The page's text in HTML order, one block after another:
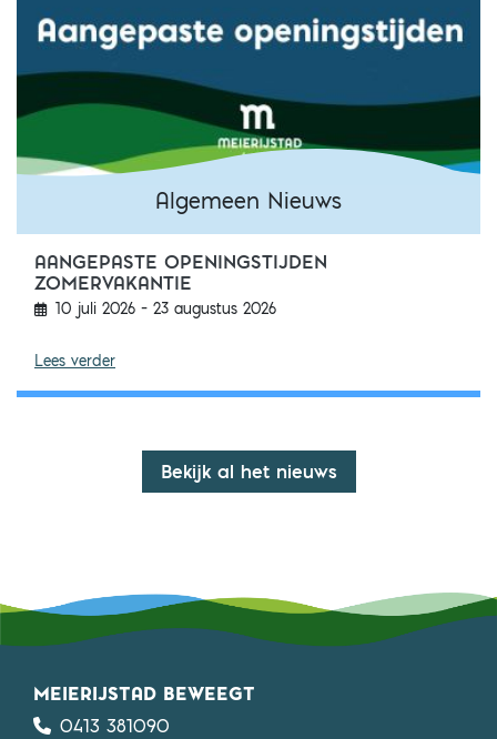
Algemeen Nieuws
AANGEPASTE OPENINGSTIJDEN
ZOMERVAKANTIE
Algemeen Nieuws
10 juli 2026 – 23 augustus 2026
Lees verderAangepaste openingstijden zomervakantie
Bekijk al het nieuws
MEIERIJSTAD BEWEEGT
0413 381090